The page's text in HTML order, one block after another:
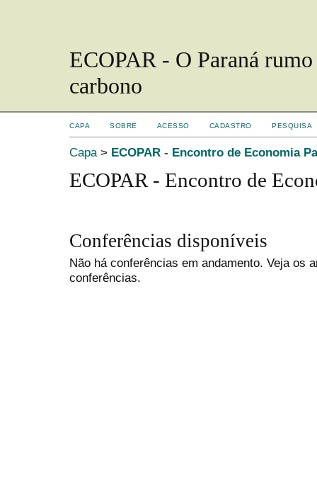
ECOPAR - O Paraná
carbono
CAPA SOBRE ACESSO CADASTRO PESQUISA
Capa> ECOPAR - Encontro de Economia
ECOPAR - Encontro de
Conferências disponíveis
Não há conferências em andamento. Veja os
conferências.